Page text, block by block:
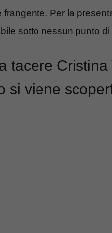
Per la
sotto nessun punto di
tacere Cristina
si viene